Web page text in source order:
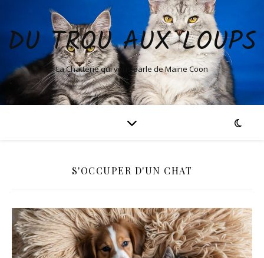
DU TROU AUX LOUPS
La Chatterie qui vous parle de Maine Coon
S'OCCUPER D'UN CHAT